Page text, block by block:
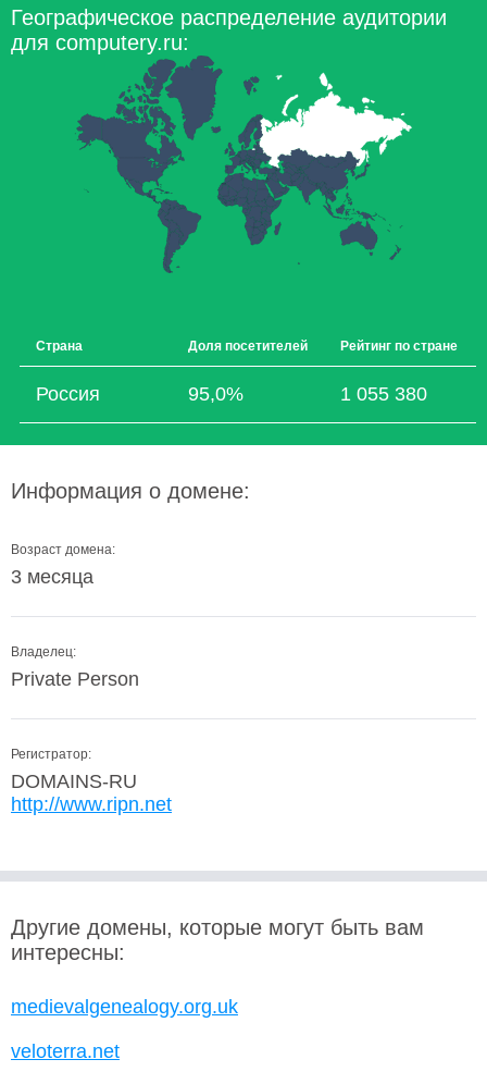
Географическое распределение аудитории
для computery.ru:
Страна Доля посетителей Рейтинг по стране
Россия 95,0% 1 055 380
Информация о домене:
Возраст домена:
3 месяца
Владелец:
Private Person
Регистратор:
DOMAINS-RU
http://www.ripn.net
Другие домены, которые могут быть вам
интересны:
medievalgenealogy.org.uk
veloterra.net